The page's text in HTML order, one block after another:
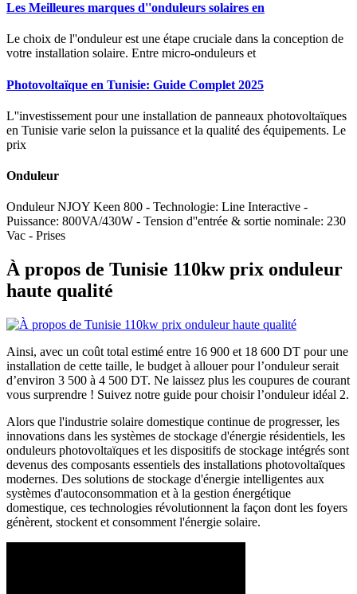
Les Meilleures marques d''onduleurs solaires en
Le choix de l''onduleur est une étape cruciale dans la conception de
votre installation solaire. Entre micro-onduleurs et
Photovoltaïque en Tunisie: Guide Complet 2025
L''investissement pour une installation de panneaux photovoltaïques
en Tunisie varie selon la puissance et la qualité des équipements. Le
prix
Onduleur
Onduleur NJOY Keen 800 - Technologie: Line Interactive -
Puissance: 800VA/430W - Tension d''entrée & sortie nominale: 230
Vac - Prises
À propos de Tunisie 110kw prix onduleur
haute qualité
Ainsi, avec un coût total estimé entre 16 900 et 18 600 DT pour une
installation de cette taille, le budget à allouer pour l’onduleur serait
d’environ 3 500 à 4 500 DT. Ne laissez plus les coupures de courant
vous surprendre ! Suivez notre guide pour choisir l’onduleur idéal 2.
Alors que l'industrie solaire domestique continue de progresser, les
innovations dans les systèmes de stockage d'énergie résidentiels, les
onduleurs photovoltaïques et les dispositifs de stockage intégrés sont
devenus des composants essentiels des installations photovoltaïques
modernes. Des solutions de stockage d'énergie intelligentes aux
systèmes d'autoconsommation et à la gestion énergétique
domestique, ces technologies révolutionnent la façon dont les foyers
génèrent, stockent et consomment l'énergie solaire.